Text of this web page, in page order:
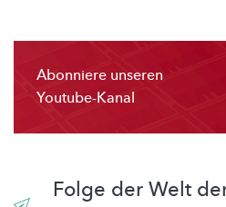
Abonniere unseren
Youtube-Kanal
Folge der Welt